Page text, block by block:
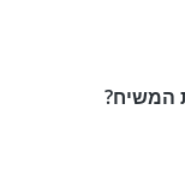
החיפוש